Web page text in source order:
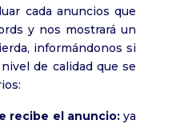
cada anuncios que
y nos mostrará un
informándonos si
de calidad que se
recibe el anuncio:ya